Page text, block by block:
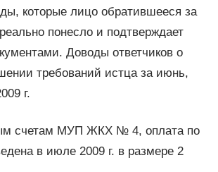
которые лицо обратившееся за
понесло и подтверждает
Доводы ответчиков о
требований истца за июнь,
г.
счетам МУП ЖКХ № 4, оплата по
в июле 2009 г. в размере 2